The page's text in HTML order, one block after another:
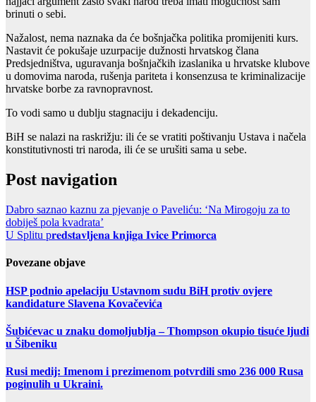
brinuti o sebi.
Nažalost, nema naznaka da će bošnjačka politika promijeniti kurs.
Nastavit će pokušaje uzurpacije dužnosti hrvatskog člana
Predsjedništva, uguravanja bošnjačkih izaslanika u hrvatske klubove
u domovima naroda, rušenja pariteta i konsenzusa te kriminalizacije
hrvatske borbe za ravnopravnost.
To vodi samo u dublju stagnaciju i dekadenciju.
BiH se nalazi na raskrižju: ili će se vratiti poštivanju Ustava i načela
konstitutivnosti tri naroda, ili će se urušiti sama u sebe.
Post navigation
Dabro saznao kaznu za pjevanje o Paveliću: ‘Na Mirogoju za to
dobiješ pola kvadrata’
U Splitu p𝐫𝐞𝐝𝐬𝐭𝐚𝐯𝐥𝐣𝐞𝐧𝐚 𝐤𝐧𝐣𝐢𝐠𝐚 𝐈𝐯𝐢𝐜𝐞 𝐏𝐫𝐢𝐦𝐨𝐫𝐜𝐚
Povezane objave
HSP podnio apelaciju Ustavnom sudu BiH protiv ovjere
kandidature Slavena Kovačevića
Šubićevac u znaku domoljublja – Thompson okupio tisuće ljudi
u Šibeniku
Rusi medij: Imenom i prezimenom potvrdili smo 236 000 Rusa
poginulih u Ukraini.